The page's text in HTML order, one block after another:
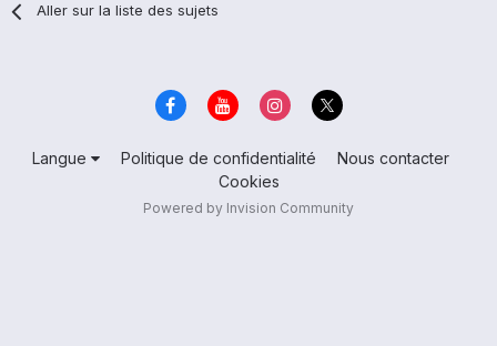
Aller sur la liste des sujets
Langue Politique de confidentialité
Nous contacter
Cookies
Powered by Invision Community